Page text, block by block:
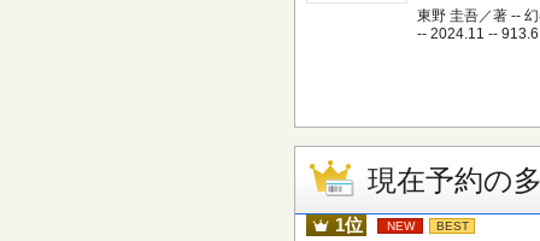
東野 圭吾／著 --
-- 2024.11 -- 913.6
現在予約の
1位 NEW BEST